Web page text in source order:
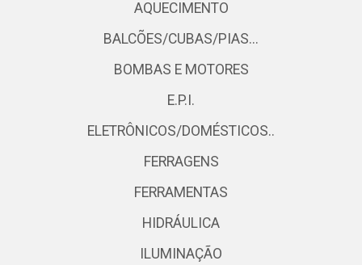
AQUECIMENTO
BALCÕES/CUBAS/PIAS...
BOMBAS E MOTORES
E.P.I.
ELETRÔNICOS/DOMÉSTICOS..
FERRAGENS
FERRAMENTAS
HIDRÁULICA
ILUMINAÇÃO